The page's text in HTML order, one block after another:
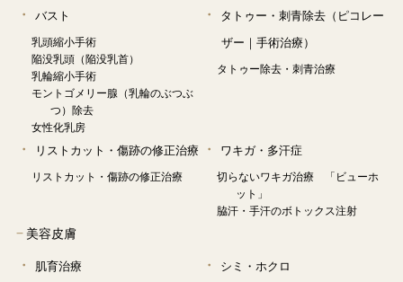
バスト
乳頭縮小手術
陥没乳頭（陥没乳首）
乳輪縮小手術
モントゴメリー腺（乳輪のぶつぶ
つ）除去
女性化乳房
タトゥー・刺青除去（ピコレー
ザー｜手術治療）
タトゥー除去・刺青治療
リストカット・傷跡の修正治療
リストカット・傷跡の修正治療
ワキガ・多汗症
切らないワキガ治療 「ビューホ
ット」
脇汗・手汗のボトックス注射
−美容皮膚
肌育治療 シミ・ホクロ